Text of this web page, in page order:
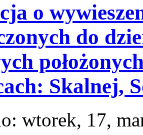
o
do
Skalnej,
wtorek, 17,